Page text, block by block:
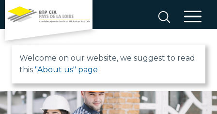
Aller
au
contenu
P
Welcome on our website, we suggest to read
this "About us" page